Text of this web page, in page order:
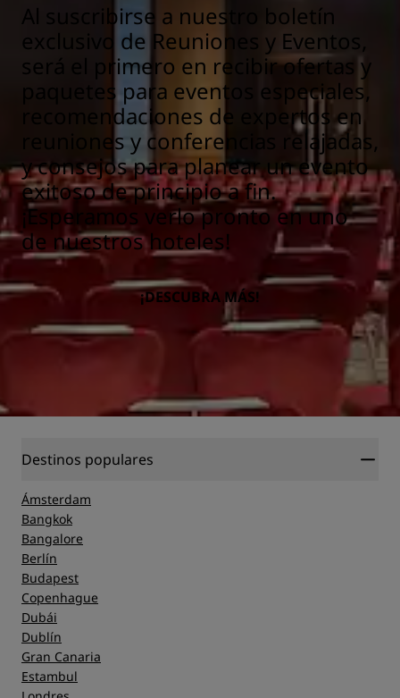
Al suscribirse a nuestro boletín
exclusivo de Reuniones y Eventos,
será el primero en recibir ofertas y
paquetes para eventos especiales,
recomendaciones de expertos en
reuniones y conferencias relajadas,
y consejos para planear un evento
exitoso de principio a fin.
¡Esperamos verlo pronto en uno
de nuestros hoteles!
¡DESCUBRA MÁS!
Destinos populares
Ámsterdam
Bangkok
Bangalore
Berlín
Budapest
Copenhague
Dubái
Dublín
Gran Canaria
Estambul